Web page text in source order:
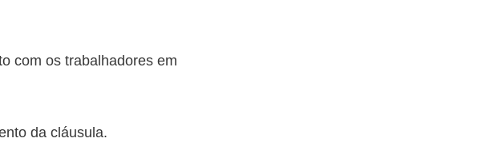
com os trabalhadores em
da cláusula.